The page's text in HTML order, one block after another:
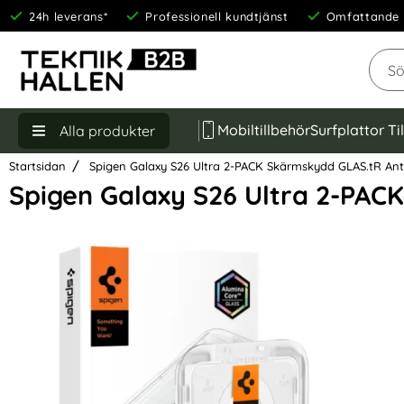
24h leverans* Professionell kundtjänst Omfattande
Sök
Alla produkter MobiltillbehörSurfplattor
Startsidan Spigen Galaxy S26 Ultra 2-PACK Skärmskydd GLAS.tR
Spigen Galaxy S26 Ultra 2-
Hoppa
över